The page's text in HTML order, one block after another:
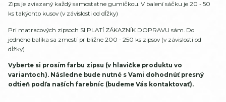
Zips je zviazaný každý samostatne gumičkou. V balení sáčku je 20 - 50
ks takýchto kusov (v závislosti od dĺžky)
Pri matracových zipsoch SI PLATÍ ZÁKAZNÍK DOPRAVU sám. Do
jedného balíka sa zmestí približne 200 - 250 ks zipsov (v závislosti od
dĺžky)
Vyberte si prosím farbu zipsu (v hlavičke produktu vo
variantoch). Následne bude nutné s Vami dohodnúť presný
odtieň podľa naších farebníc (budeme Vás kontaktovať).